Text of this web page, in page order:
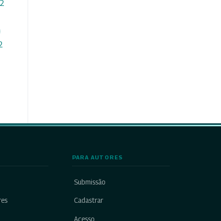
PARA AUTORES
Submissão
Cadastrar
Acesso